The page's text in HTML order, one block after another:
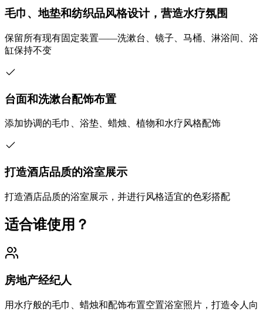
毛巾、地垫和纺织品风格设计，营造水疗氛围
保留所有现有固定装置——洗漱台、镜子、马桶、淋浴间、浴
缸保持不变
台面和洗漱台配饰布置
添加协调的毛巾、浴垫、蜡烛、植物和水疗风格配饰
打造酒店品质的浴室展示
打造酒店品质的浴室展示，并进行风格适宜的色彩搭配
适合谁使用？
房地产经纪人
用水疗般的毛巾、蜡烛和配饰布置空置浴室照片，打造令人向